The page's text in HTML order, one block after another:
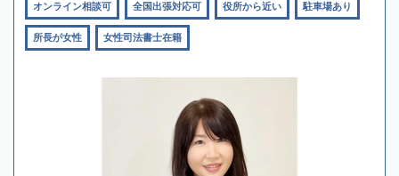
オンライン相談可 全国出張対応可 役所から近い 駐車場あり
所長が女性 女性司法書士在籍